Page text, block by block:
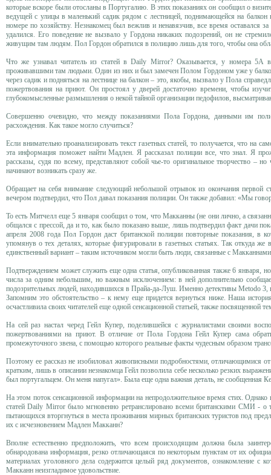
которые вскоре были отосланы в Португалию. В этих показаниях он сообщил о
ведущей с улицы в маленький садик рядом с лестницей, поднимающейся на
номере по хозяйству. Незнакомец был вежлив и ненавязчив, все время оставался
удалился. Его поведение не вызвало у Гордона никаких подозрений, он не
живущим там людям. Пол Гордон обратился в полицию лишь для того, чтобы она
Что же узнавал читатель из статей в Daily Mirror? Оказывается, у номера 5А
проживавшими там людьми. Один из них и был замечен Полом Гордоном уже у
через садик и подняться на лестнице на балкон – это, якобы, вызвало у Пола
пожертвования на приют. Он простоял у дверей достаточно времени, чтобы
глубокомысленные размышления о некой тайной организации педофилов,
Совершенно очевидно, что между показаниями Пола Гордона, данными им
расхождения. Как такое могло случиться?
Если внимательно проанализировать текст газетных статей, то получается, что
эта информация поможет найти Мадлен. Я рассказал полиции все, что знал. Я
рассказы, судя по всему, представляют собой чье-то оригинальное творчество –
начинают возникать сразу же.
Обращает на себя внимание следующий небольшой отрывок из окончания
вечером подтвердил, что Пол давал показания полиции. Он также добавил: «Мы
То есть Митчелл еще 5 января сообщил о том, что Макканны (не они лично, а
общался с прессой, да и то, как было показано выше, лишь подтвердил факт дачи
апреля 2008 года Пол Гордон даст британской полиции повторные показания, в
упомянув о тех деталях, которые фигурировали в газетных статьях. Так откуда
единственный вариант – таким источником могли быть люди, связанные с
Подтверждением может служить еще одна статья, опубликованная также 6
числа за одним небольшим, но важным исключением: в ней дополнительно
подозрительных людей, находившихся в Прайа-да-Луш. Именно детективы Metodo 3,
Запомним это обстоятельство – к нему еще придется вернуться ниже. Наша
осчастливила своих читателей еще одной сенсационной статьей, также
На сей раз настал черед Гейл Купер, поделившейся с журналистами своими
пожертвованиями на приют. В отличие от Пола Гордона Гейл Купер сама
промежуточного звена, с помощью которого реальные факты чудесным образом
Поэтому ее рассказ не изобиловал живописными подробностями, отличающимися
кратким, лишь в описании незнакомца Гейл позволила себе несколько резких
был португальцем. Он меня напугал». Была еще одна важная деталь, не сообщенная
На этом поток сенсационной информации на непродолжительное время стих.
статей Daily Mirror было мгновенно ретранслировано всеми британскими СМИ -
пытающихся вторгнуться в места проживания мирных британских туристов под
их с исчезновением Мадлен Макканн?
Вполне естественно предположить, что всем происходящим должна была
обнародована информация, резко отличающаяся по некоторым пунктам от их
материалах уголовного дела содержится целый ряд документов, ознакомление с
Макканн неизгладимое удовольствие.